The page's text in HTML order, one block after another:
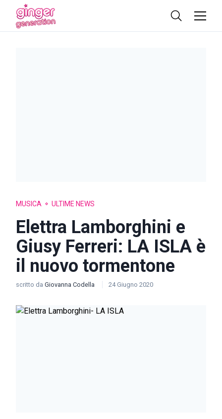
MUSICA ULTIME NEWS
Elettra Lamborghini e
Giusy Ferreri: LA ISLA è
il nuovo tormentone
scritto da Giovanna Codella 24 Giugno 2020